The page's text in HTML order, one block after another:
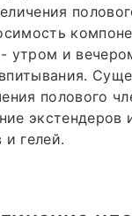
утром и
полового
гелей.